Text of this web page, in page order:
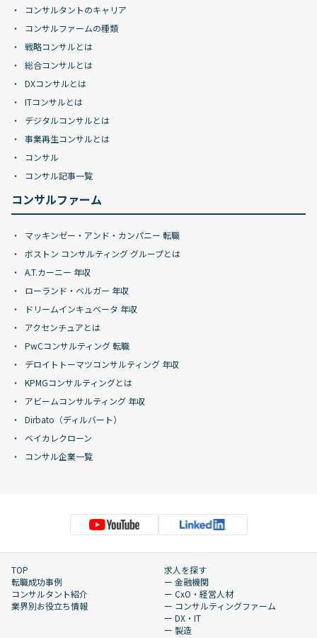
コンサルタントのキャリア
コンサルファームの種類
戦略コンサルとは
総合コンサルとは
DXコンサルとは
ITコンサルとは
デジタルコンサルとは
事業再生コンサルとは
コンサル
コンサル記事一覧
コンサルファーム
マッキンゼー・アンド・カンパニー 転職
ボストン コンサルティング グループとは
A.T.カーニー 年収
ローランド・ベルガー 年収
ドリームインキュベータ 年収
アクセンチュアとは
PwCコンサルティング 転職
デロイトトーマツコンサルティング 年収
KPMGコンサルティングとは
アビームコンサルティング 年収
Dirbato（ディルバート）
ベイカレクローン
コンサル企業一覧
TOP
転職成功事例
コンサルタント紹介
業界別お役立ち情報
求人を探す
ー 金融機関
ー CxO・経営人材
ー コンサルティングファーム
ー DX・IT
ー 製造